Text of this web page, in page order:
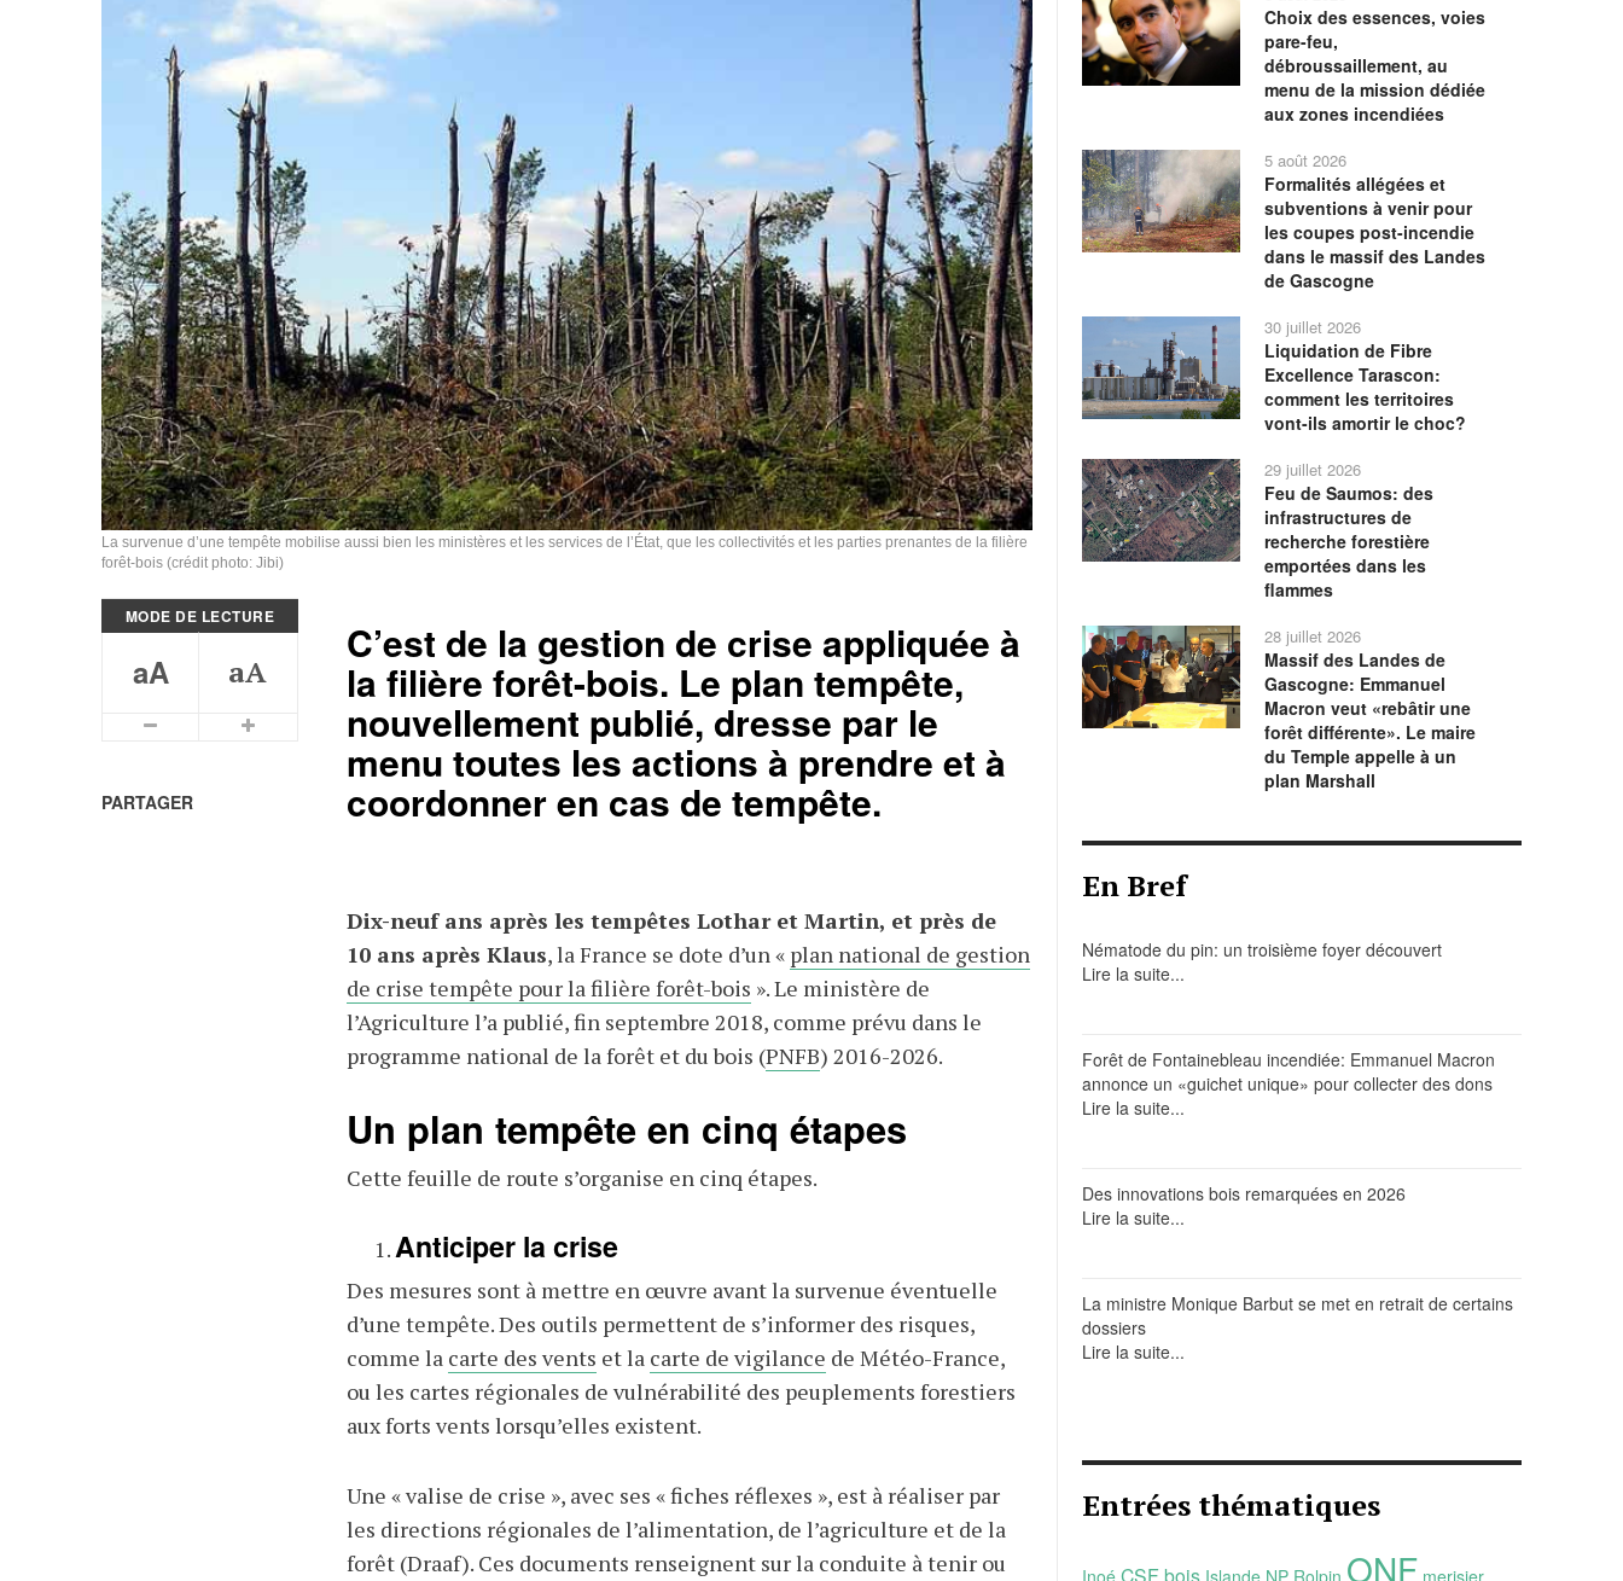
La survenue d’une tempête mobilise aussi bien les ministères et les services de l’État, que les collectivités et les parties prenantes de la filière
forêt-bois (crédit photo: Jibi)
MODE DE LECTURE
aA aA
Plus petits caractèresPlus grands caractères
PARTAGER
C’est de la gestion de crise appliquée à
la filière forêt-bois. Le plan tempête,
nouvellement publié, dresse par le
menu toutes les actions à prendre et à
coordonner en cas de tempête.
Dix-neuf ans après les tempêtes Lothar et Martin, et près de
10 ans après Klaus, la France se dote d’un « plan national de gestion
de crise tempête pour la filière forêt-bois ». Le ministère de
l’Agriculture l’a publié, fin septembre 2018, comme prévu dans le
programme national de la forêt et du bois (PNFB) 2016-2026.
Un plan tempête en cinq étapes
Cette feuille de route s’organise en cinq étapes.
Anticiper la crise
Des mesures sont à mettre en œuvre avant la survenue éventuelle
d’une tempête. Des outils permettent de s’informer des risques,
comme la carte des vents et la carte de vigilance de Météo-France,
ou les cartes régionales de vulnérabilité des peuplements forestiers
aux forts vents lorsqu’elles existent.
Une « valise de crise », avec ses « fiches réflexes », est à réaliser par
les directions régionales de l’alimentation, de l’agriculture et de la
forêt (Draaf). Ces documents renseignent sur la conduite à tenir ou
Choix des essences, voies
pare-feu,
débroussaillement, au
menu de la mission dédiée
aux zones incendiées
5 août 2026
Formalités allégées et
subventions à venir pour
les coupes post-incendie
dans le massif des Landes
de Gascogne
30 juillet 2026
Liquidation de Fibre
Excellence Tarascon:
comment les territoires
vont-ils amortir le choc?
29 juillet 2026
Feu de Saumos: des
infrastructures de
recherche forestière
emportées dans les
flammes
28 juillet 2026
Massif des Landes de
Gascogne: Emmanuel
Macron veut «rebâtir une
forêt différente». Le maire
du Temple appelle à un
plan Marshall
En Bref
Nématode du pin: un troisième foyer découvert
Lire la suite...
Forêt de Fontainebleau incendiée: Emmanuel Macron
annonce un «guichet unique» pour collecter des dons
Lire la suite...
Des innovations bois remarquées en 2026
Lire la suite...
La ministre Monique Barbut se met en retrait de certains
dossiers
Lire la suite...
Entrées thématiques
Inoé CSF bois Islande NP Rolpin ONF merisier